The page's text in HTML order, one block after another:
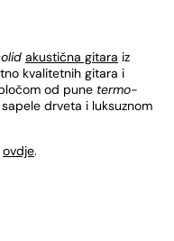
akustična gitara iz
kvalitetnih gitara i
od pune termo-
drveta i luksuznom
ovdje.